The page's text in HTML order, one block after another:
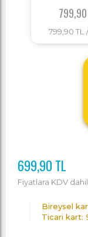
799,90 TL
699,90 TL
Fiyatlara KDV
Bireysel
Ticari kart: